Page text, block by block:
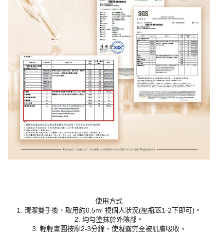
使用方式
1. 清潔雙手後，取用約0.5ml 視個人狀況(壓瓶蓋1-2下即可)。
2. 均勻塗抹於外陰部。
3. 輕輕畫圓按摩2-3分鐘，使凝露完全被肌膚吸收。